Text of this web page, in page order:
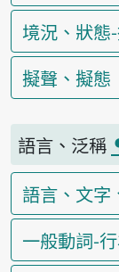
境況、狀態
擬聲、擬態
語言、泛稱
語言、文字
一般動詞-